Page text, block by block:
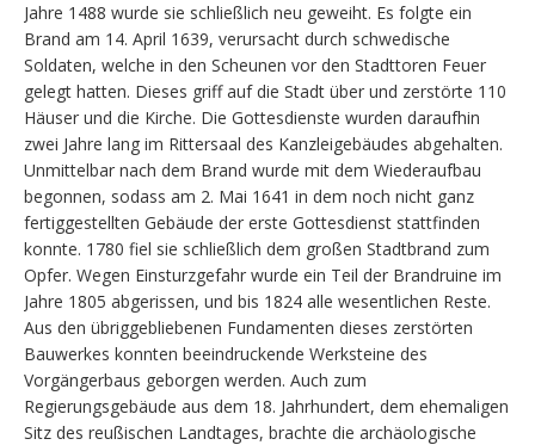
Jahre 1488 wurde sie schließlich neu geweiht. Es folgte ein
Brand am 14. April 1639, verursacht durch schwedische
Soldaten, welche in den Scheunen vor den Stadttoren Feuer
gelegt hatten. Dieses griff auf die Stadt über und zerstörte 110
Häuser und die Kirche. Die Gottesdienste wurden daraufhin
zwei Jahre lang im Rittersaal des Kanzleigebäudes abgehalten.
Unmittelbar nach dem Brand wurde mit dem Wiederaufbau
begonnen, sodass am 2. Mai 1641 in dem noch nicht ganz
fertiggestellten Gebäude der erste Gottesdienst stattfinden
konnte. 1780 fiel sie schließlich dem großen Stadtbrand zum
Opfer. Wegen Einsturzgefahr wurde ein Teil der Brandruine im
Jahre 1805 abgerissen, und bis 1824 alle wesentlichen Reste.
Aus den übriggebliebenen Fundamenten dieses zerstörten
Bauwerkes konnten beeindruckende Werksteine des
Vorgängerbaus geborgen werden. Auch zum
Regierungsgebäude aus dem 18. Jahrhundert, dem ehemaligen
Sitz des reußischen Landtages, brachte die archäologische